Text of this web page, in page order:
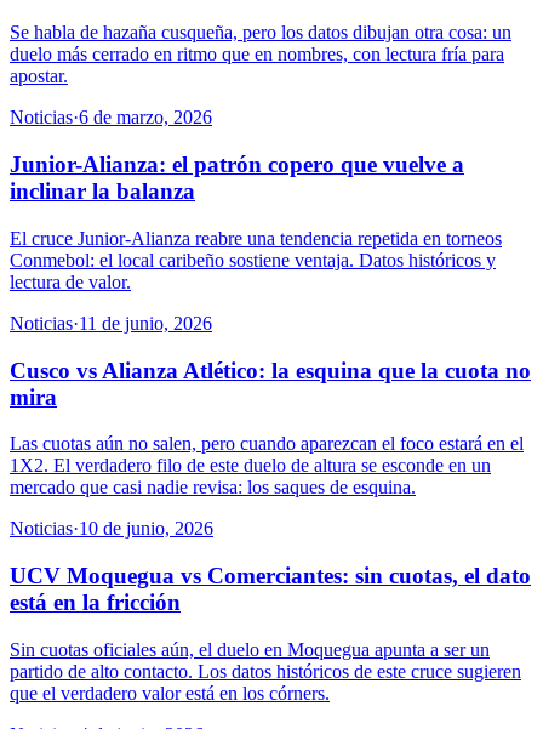
Se habla de hazaña cusqueña, pero los datos dibujan otra cosa: un
duelo más cerrado en ritmo que en nombres, con lectura fría para
apostar.
Noticias·6 de marzo, 2026
Junior-Alianza: el patrón copero que vuelve a
inclinar la balanza
El cruce Junior-Alianza reabre una tendencia repetida en torneos
Conmebol: el local caribeño sostiene ventaja. Datos históricos y
lectura de valor.
Noticias·11 de junio, 2026
Cusco vs Alianza Atlético: la esquina que la cuota no
mira
Las cuotas aún no salen, pero cuando aparezcan el foco estará en el
1X2. El verdadero filo de este duelo de altura se esconde en un
mercado que casi nadie revisa: los saques de esquina.
Noticias·10 de junio, 2026
UCV Moquegua vs Comerciantes: sin cuotas, el dato
está en la fricción
Sin cuotas oficiales aún, el duelo en Moquegua apunta a ser un
partido de alto contacto. Los datos históricos de este cruce sugieren
que el verdadero valor está en los córners.